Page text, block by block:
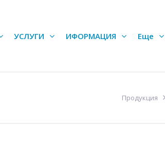
УСЛУГИ ИФОРМАЦИЯ Еще
Продукция